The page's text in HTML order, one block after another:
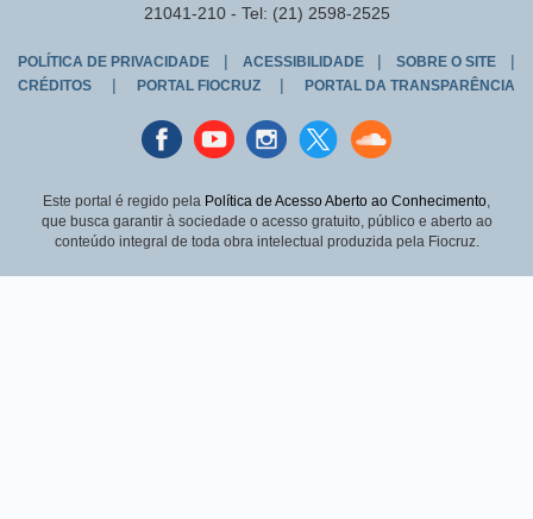
21041-210 - Tel: (21) 2598-2525
POLÍTICA DE PRIVACIDADE | ACESSIBILIDADE | SOBRE O SITE |
CRÉDITOS | PORTAL FIOCRUZ | PORTAL DA TRANSPARÊNCIA
FacebookyoutubeinstagranTwitterSound
cloud
Este portal é regido pela Política de Acesso Aberto ao Conhecimento,
que busca garantir à sociedade o acesso gratuito, público e aberto ao
conteúdo integral de toda obra intelectual produzida pela Fiocruz.